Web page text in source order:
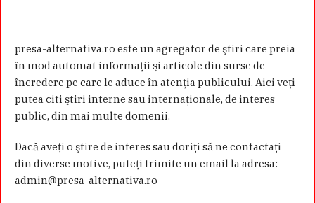
presa-alternativa.ro este un agregator de ştiri care preia
în mod automat informaţii şi articole din surse de
încredere pe care le aduce în atenţia publicului. Aici veţi
putea citi ştiri interne sau internaţionale, de interes
public, din mai multe domenii.
Dacă aveţi o ştire de interes sau doriţi să ne contactaţi
din diverse motive, puteţi trimite un email la adresa:
admin@presa-alternativa.ro